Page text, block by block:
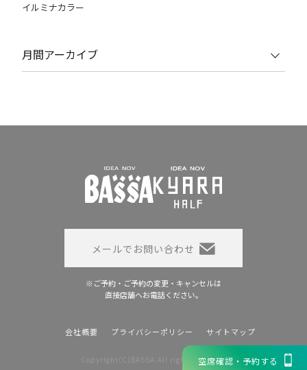
イルミナカラー
月間アーカイブ
空席確認・予約する
メールでお問い合わせ
※ご予約・ご予約の変更・キャンセルは
直接店舗へお電話ください。
会社概要 プライバシーポリシー サイトマップ
Copyright(C)BASSA.All rights reserved